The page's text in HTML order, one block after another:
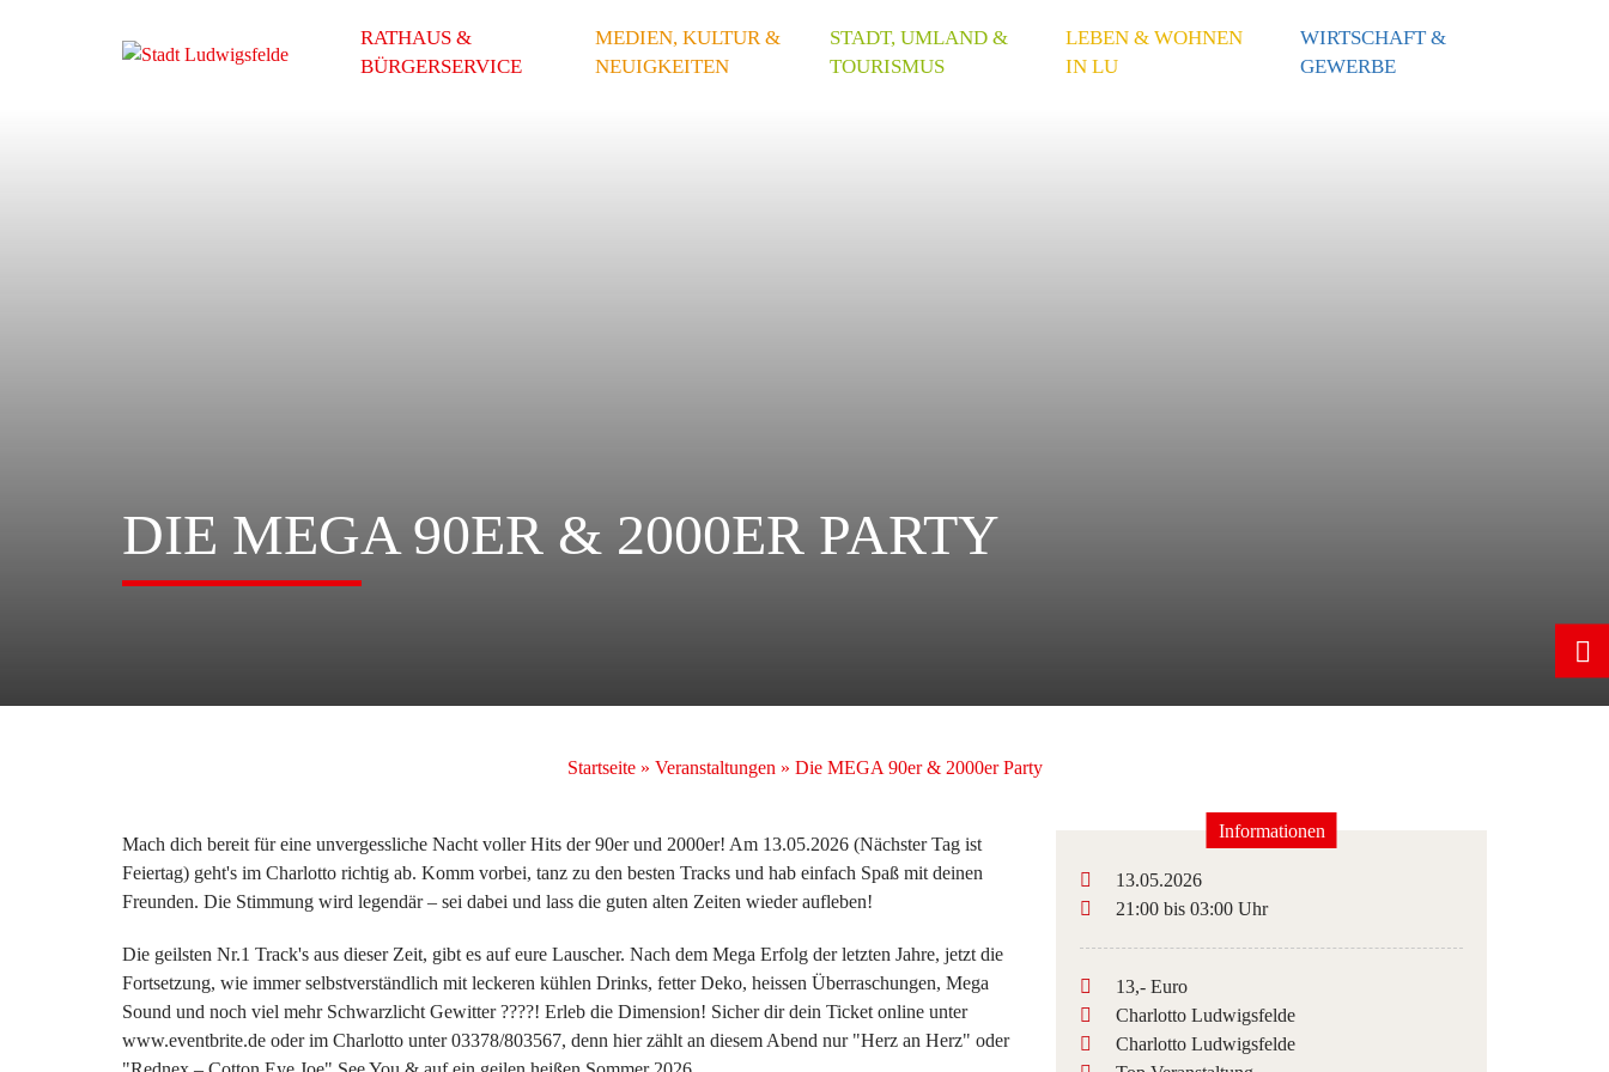
RATHAUS &
BÜRGERSERVICE
MEDIEN, KULTUR &
NEUIGKEITEN
STADT, UMLAND &
TOURISMUS
LEBEN & WOHNEN
IN LU
WIRTSCHAFT &
GEWERBE
DIE MEGA 90ER & 2000ER PARTY
Startseite» Veranstaltungen » Die MEGA 90er & 2000er Party
Mach dich bereit für eine unvergessliche Nacht voller Hits der 90er und 2000er! Am 13.05.2026 (Nächster Tag ist
Feiertag) geht's im Charlotto richtig ab. Komm vorbei, tanz zu den besten Tracks und hab einfach Spaß mit deinen
Freunden. Die Stimmung wird legendär – sei dabei und lass die guten alten Zeiten wieder aufleben!
Die geilsten Nr.1 Track's aus dieser Zeit, gibt es auf eure Lauscher. Nach dem Mega Erfolg der letzten Jahre, jetzt die
Fortsetzung, wie immer selbstverständlich mit leckeren kühlen Drinks, fetter Deko, heissen Überraschungen, Mega
Sound und noch viel mehr Schwarzlicht Gewitter ????! Erleb die Dimension! Sicher dir dein Ticket online unter
www.eventbrite.de oder im Charlotto unter 03378/803567, denn hier zählt an diesem Abend nur "Herz an Herz" oder
Informationen
13.05.2026
21:00 bis 03:00 Uhr
13,- Euro
Charlotto Ludwigsfelde
Charlotto Ludwigsfelde